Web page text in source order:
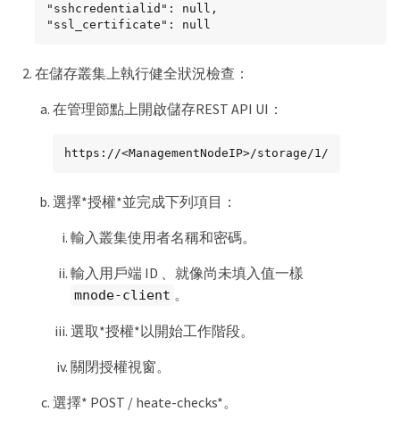
"sshcredentialid": null,
"ssl_certificate": null
在儲存叢集上執行健全狀況檢查：
在管理節點上開啟儲存REST API UI：
https://<ManagementNodeIP>/storage/1/
選擇*授權*並完成下列項目：
輸入叢集使用者名稱和密碼。
輸入用戶端 ID 、就像尚未填入值一樣
mnode-client 。
選取*授權*以開始工作階段。
關閉授權視窗。
選擇* POST / heate-checks*。